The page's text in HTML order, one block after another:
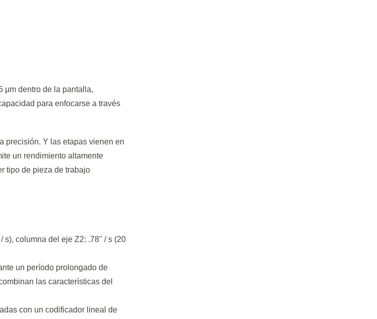
μm dentro de la pantalla,
para enfocarse a través
precisión. Y las etapas vienen en
un rendimiento altamente
tipo de pieza de trabajo
s), columna del eje Z2: .78" / s (20
un período prolongado de
las características del
con un codificador lineal de